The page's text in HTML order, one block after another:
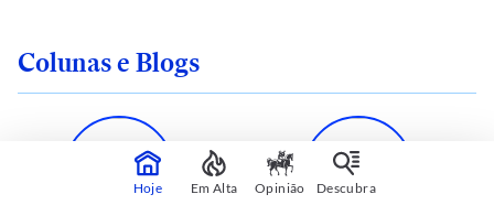
Colunas e Blogs
Hoje Em Alta Opinião Descubra